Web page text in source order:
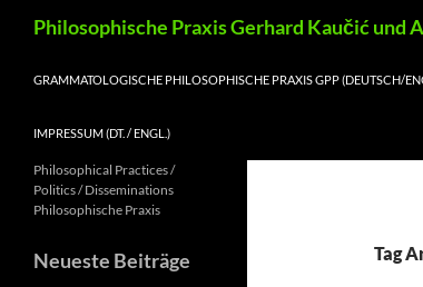
Philosophische Praxis Gerhard Kaučić und
GRAMMATOLOGISCHE PHILOSOPHISCHE PRAXIS GPP (DEUTSCH/
IMPRESSUM (DT. / ENGL.)
Tag
Philosophical Practices /
Politics / Disseminations
Philosophische Praxis
Neueste Beiträge